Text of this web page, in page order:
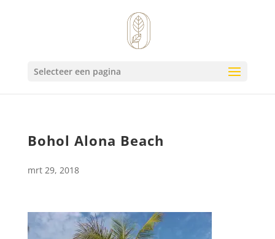
Selecteer een pagina
Bohol Alona Beach
mrt 29, 2018